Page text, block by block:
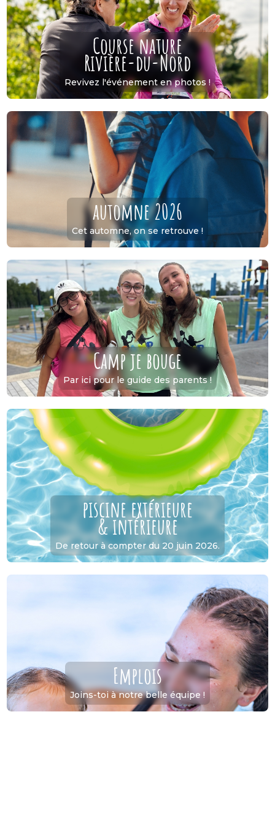
Course nature
Rivière-du-Nord
Revivez l'événement en photos !
automne 2026
Cet automne, on se retrouve !
Camp je bouge
Par ici pour le guide des parents !
piscine extérieure
& intérieure
De retour à compter du 20 juin 2026.
Emplois
Joins-toi à notre belle équipe !